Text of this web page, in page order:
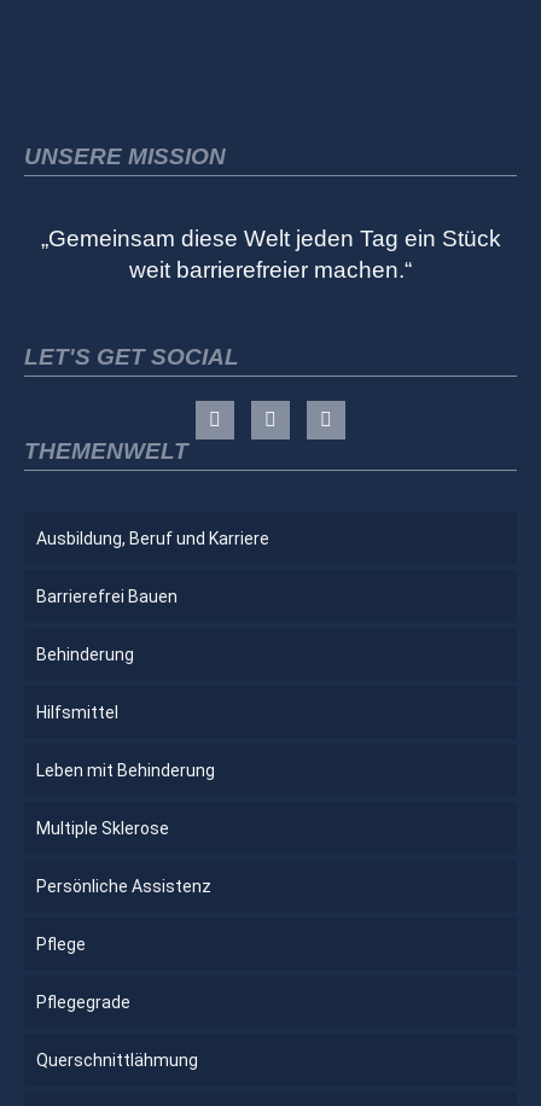
UNSERE MISSION
„Gemeinsam diese Welt jeden Tag ein Stück
weit barrierefreier machen.“
LET'S GET SOCIAL
THEMENWELT
Ausbildung, Beruf und Karriere
Barrierefrei Bauen
Behinderung
Hilfsmittel
Leben mit Behinderung
Multiple Sklerose
Persönliche Assistenz
Pflege
Pflegegrade
Querschnittlähmung